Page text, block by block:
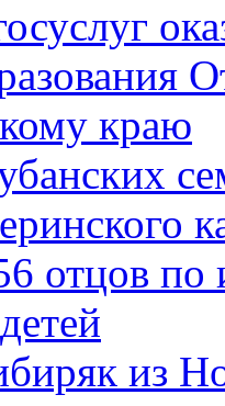
краю
отцов по
из